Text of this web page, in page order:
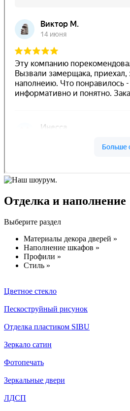
Отделка и наполнение
Выберите раздел
Материалы декора дверей »
Наполнение шкафов »
Профили »
Стиль »
Цветное стекло
Пескоструйный рисунок
Отделка пластиком SIBU
Зеркало сатин
Фотопечать
Зеркальные двери
ЛДСП